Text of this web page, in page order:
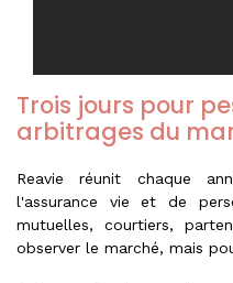
Trois jours pour
arbitrages du
Reavie réunit chaque
l'assurance vie et de
mutuelles, courtiers,
observer le marché, mais